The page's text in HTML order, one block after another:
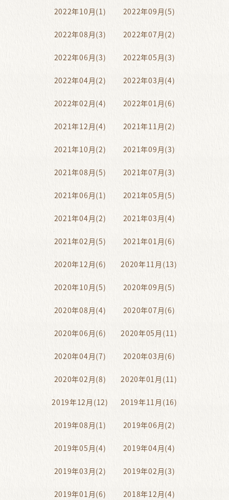
2022年10月(1) 2022年09月(5)
2022年08月(3) 2022年07月(2)
2022年06月(3) 2022年05月(3)
2022年04月(2) 2022年03月(4)
2022年02月(4) 2022年01月(6)
2021年12月(4) 2021年11月(2)
2021年10月(2) 2021年09月(3)
2021年08月(5) 2021年07月(3)
2021年06月(1) 2021年05月(5)
2021年04月(2) 2021年03月(4)
2021年02月(5) 2021年01月(6)
2020年12月(6) 2020年11月(13)
2020年10月(5) 2020年09月(5)
2020年08月(4) 2020年07月(6)
2020年06月(6) 2020年05月(11)
2020年04月(7) 2020年03月(6)
2020年02月(8) 2020年01月(11)
2019年12月(12) 2019年11月(16)
2019年08月(1) 2019年06月(2)
2019年05月(4) 2019年04月(4)
2019年03月(2) 2019年02月(3)
2019年01月(6) 2018年12月(4)